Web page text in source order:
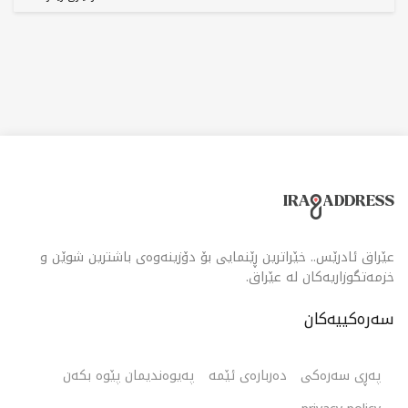
عێراق ئادرێس.. خێراترین ڕێنمایی بۆ دۆزینەوەی باشترین شوێن و
خزمەتگوزاریەکان لە عێراق.
سەرەکییەکان
پەڕی سەرەکی دەربارەی ئێمە
پەیوەندیمان پێوە بکەن